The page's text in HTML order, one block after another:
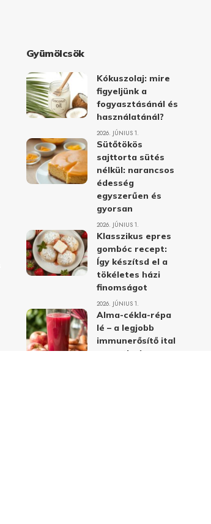
Gyümölcsök
Kókuszolaj: mire
figyeljünk a
fogyasztásánál és
használatánál?
2026. JÚNIUS 1.
Sütőtökös
sajttorta sütés
nélkül: narancsos
édesség
egyszerűen és
gyorsan
2026. JÚNIUS 1.
Klasszikus epres
gombóc recept:
Így készítsd el a
tökéletes házi
finomságot
2026. JÚNIUS 1.
Alma-cékla-répa
lé – a legjobb
immunerősítő ital
receptje és